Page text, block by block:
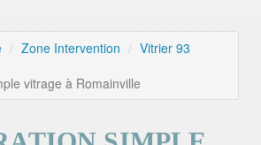
Zone Intervention
Vitrier 93
vitrage à Romainville